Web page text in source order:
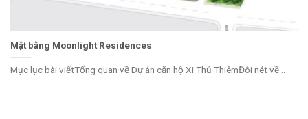
Mặt bằng Moonlight Residences
Mục lục bài viếtTổng quan về Dự án căn hộ Xi Thủ ThiêmĐôi nét về...